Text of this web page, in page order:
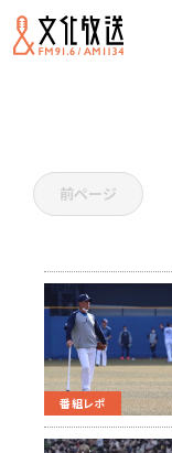
前ページ
番組レポ